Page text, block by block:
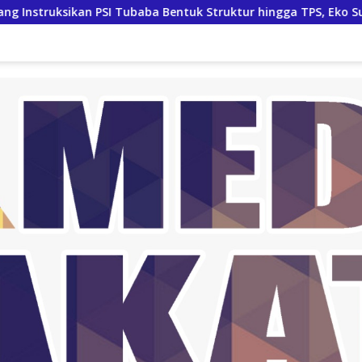
Bentuk Struktur hingga TPS, Eko Sunarko Siap Tancap Gas